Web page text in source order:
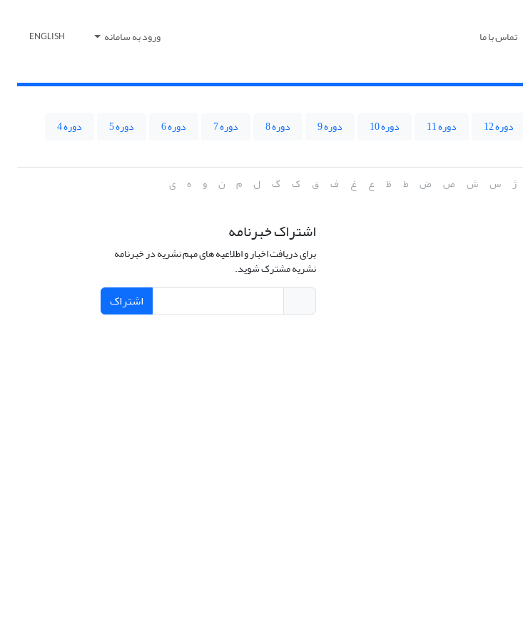
تماس با ما ورود به سامانه ENGLISH
دوره 12 دوره 11 دوره 10 دوره 9 دوره 8 دوره 7 دوره 6 دوره 5
دوره 4
ژ س ش ص ض ط ظ ع غ ف ق ک گ ل م ن و ه ی
اشتراک خبرنامه
برای دریافت اخبار و اطلاعیه های مهم نشریه در خبرنامه
نشریه مشترک شوید.
اشتراک